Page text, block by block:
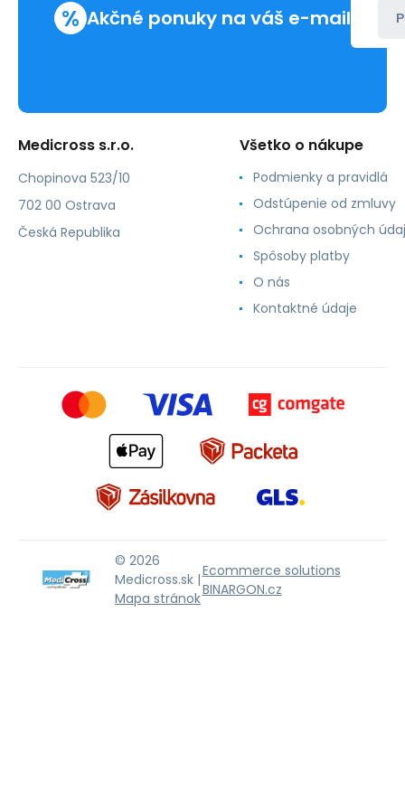
% Akčné ponuky na váš e-mail
Medicross s.r.o.
Chopinova 523/10
702 00 Ostrava
Česká Republika
Všetko o nákupe
Podmienky a pravidlá
Odstúpenie od zmluvy
Ochrana osobných
Spôsoby platby
O nás
Kontaktné údaje
© 2026
Medicross.sk |
Mapa stránok
Ecommerce solutions
BINARGON.cz